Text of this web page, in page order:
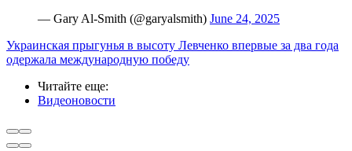
— Gary Al-Smith (@garyalsmith) June 24, 2025
Украинская прыгунья в высоту Левченко впервые за два года
одержала международную победу
Читайте еще:
Видеоновости